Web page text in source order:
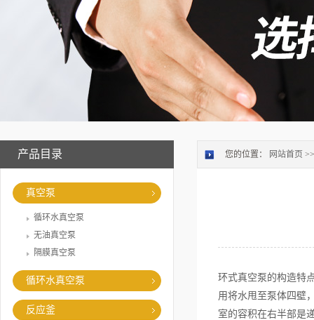
产品目录
真空泵
循环水真空泵
无油真空泵
隔膜真空泵
循环水真空泵
反应釜
您的位置： 网站首页
环式真空泵的构造特
用将水甩至泵体四壁
室的容积在右半部是